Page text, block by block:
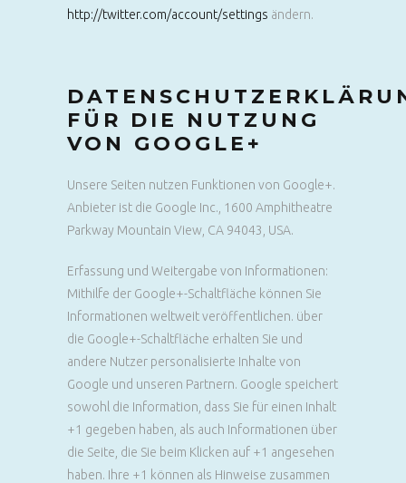
http://twitter.com/account/settings ändern.
FÜR DIE NUTZUNG
VON GOOGLE+
Unsere Seiten nutzen Funktionen von Google+.
Anbieter ist die Google Inc., 1600 Amphitheatre
Parkway Mountain View, CA 94043, USA.
Erfassung und Weitergabe von Informationen:
Mithilfe der Google+-Schaltfläche können Sie
Informationen weltweit veröffentlichen. über
die Google+-Schaltfläche erhalten Sie und
andere Nutzer personalisierte Inhalte von
Google und unseren Partnern. Google speichert
sowohl die Information, dass Sie für einen Inhalt
+1 gegeben haben, als auch Informationen über
die Seite, die Sie beim Klicken auf +1 angesehen
haben. Ihre +1 können als Hinweise zusammen